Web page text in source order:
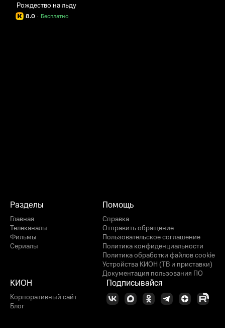
Рождество на льду
8.0 Бесплатно
·
Разделы
Главная
Телеканалы
Фильмы
Сериалы
Помощь
Справка
Отправить обращение
Пользовательское соглашение
Политика конфиденциальности
Политика обработки файлов cookie
Устройства КИОН (ТВ и приставки)
Документация пользования ПО
КИОН
Корпоративный сайт
Блог
Подписывайся